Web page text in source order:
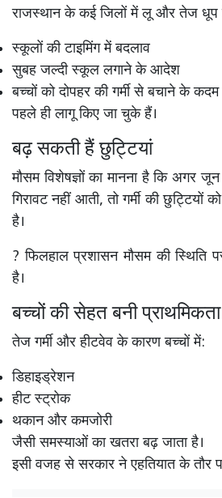
राजस्थान के कई जिलों में लू और तेज धूप
स्कूलों की टाइमिंग में बदलाव
सुबह जल्दी स्कूल लगाने के आदेश
बच्चों को दोपहर की गर्मी से बचाने के कदम
पहले ही लागू किए जा चुके हैं।
बढ़ सकती हैं छुट्टियां
मौसम विशेषज्ञों का मानना है कि अगर
गिरावट नहीं आती, तो गर्मी की छुट्टियों
है।
? फिलहाल प्रशासन मौसम की स्थिति
है।
बच्चों की सेहत बनी प्राथमिकता
तेज गर्मी और हीटवेव के कारण बच्चों में:
डिहाइड्रेशन
हीट स्ट्रोक
थकान और कमजोरी
जैसी समस्याओं का खतरा बढ़ जाता है।
इसी वजह से सरकार ने एहतियात के तौर